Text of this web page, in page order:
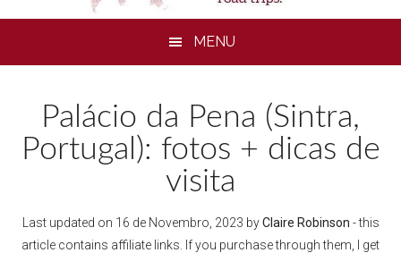
MENU
Palácio da Pena (Sintra,
Portugal): fotos + dicas de
visita
Last updated on 16 de Novembro, 2023 byClaire Robinson - this
article contains affiliate links. If you purchase through them, I get